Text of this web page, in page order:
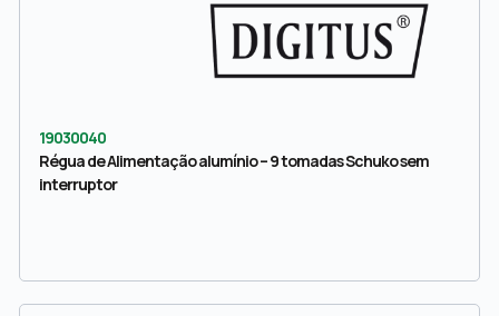
19030040
Régua de Alimentação alumínio – 9 tomadas Schuko sem
interruptor